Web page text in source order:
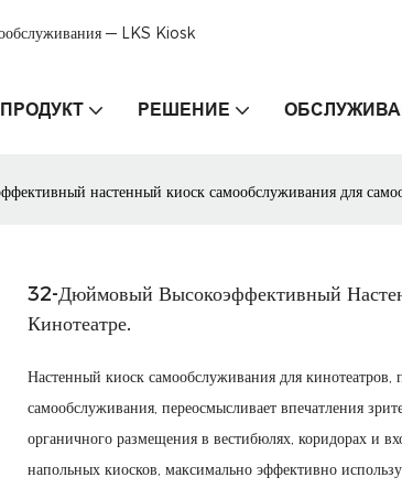
— LKS Kiosk
ПРОДУКТ РЕШЕНИЕ
настенный киоск самообслуживания для
32-Дюймовый Высокоэффективный
Кинотеатре.
Настенный киоск самообслуживания для
самообслуживания, переосмысливает впечатления
органичного размещения в вестибюлях, коридорах и
напольных киосков, максимально эффективно